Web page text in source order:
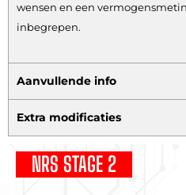
wensen en een
inbegrepen.
Aanvullende info
Extra modificaties
NRS STAGE 2